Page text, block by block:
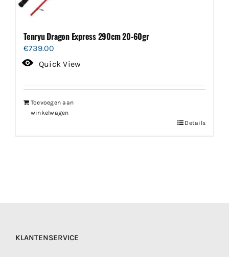
Tenryu Dragon Express 290cm 20-60gr
€739.00
Quick View
Toevoegen aan
winkelwagen
Details
KLANTENSERVICE